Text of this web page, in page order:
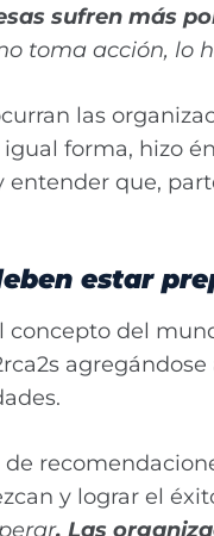
sufren más
toma acción, lo
las
forma, hizo
que,
estar
del
y lograr el
. Las